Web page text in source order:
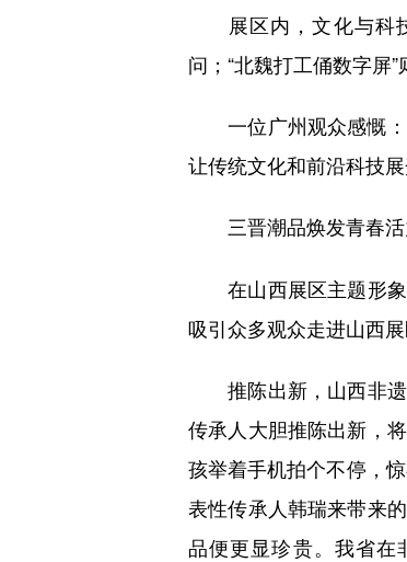
展区内，文化与科技
问；“北魏打工俑数字屏
一位广州观众感慨：
让传统文化和前沿科技
三晋潮品焕发青春活
在山西展区主题形象
吸引众多观众走进山西
推陈出新，山西非遗
传承人大胆推陈出新，
孩举着手机拍个不停，
表性传承人韩瑞来带来
品便更显珍贵。我省在